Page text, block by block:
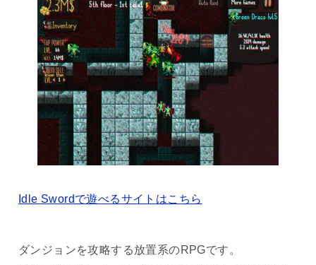
Idle Swordで遊べるサイトはこちら
ダンジョンを攻略する放置系のRPGです。